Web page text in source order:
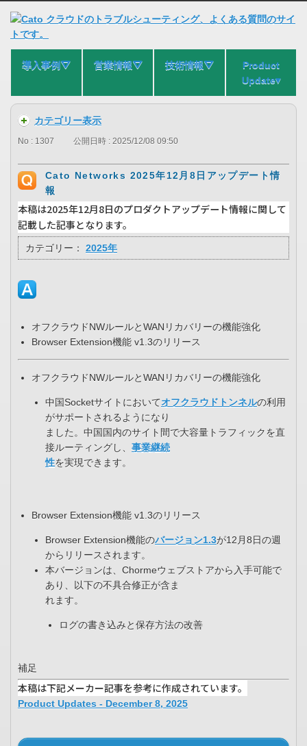
導入事例⛛ 営業情報⛛ 技術情報⛛
Product
Update▾
カテゴリー表示
No : 1307 公開日時 : 2025/12/08 09:50
Cato Networks 2025年12月8日アップデート情
報
本稿は2025年12月8日のプロダクトアップデート情報に関して
記載した記事となります。
カテゴリー： 2025年
オフクラウドNWルールとWANリカバリーの機能強化
Browser Extension機能 v1.3のリリース
オフクラウドNWルールとWANリカバリーの機能強化
中国Socketサイトにおいてオフクラウドトンネルの利用
がサポートされるようになり
ました。中国国内のサイト間で大容量トラフィックを直
接ルーティングし、 事業継続
性を実現できます。
Browser Extension機能 v1.3のリリース
Browser Extension機能のバージョン1.3が12月8日の週
からリリースされます。
本バージョンは、Chormeウェブストアから入手可能で
あり、以下の不具合修正が含ま
れます。
ログの書き込みと保存方法の改善
補足
本稿は下記メーカー記事を参考に作成されています。
Product Updates - December 8, 2025